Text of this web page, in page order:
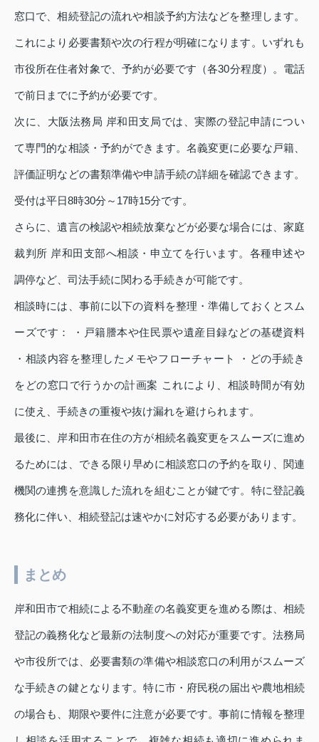
窓口で、相続登記の流れや相談予約方法などを整理します。
これにより必要書類や次の行程が明確になります。いずれも
市役所在住者対象で、予約が必要です（各30分程度）。電話
で前日までに予約が必要です。
次に、大阪法務局 岸和田支局では、実際の登記申請につい
て専門的な相談・予約ができます。名義変更に必要な戸籍、
評価証明などの書類準備や申請手続の詳細を確認できます。
受付は平日8時30分～17時15分です。
さらに、遺言の検認や相続放棄などが必要な場合には、家庭
裁判所 岸和田支部へ相談・申立てを行います。各種申述や
調停など、司法手続に関わる手続きが可能です。
相談時には、事前に以下の資料を整理・準備しておくとスム
ーズです： ・戸籍謄本や住民票や遺産目録などの基礎資料
・相談内容を整理したメモやフローチャート ・どの手続き
をどの窓口で行うかの計画案 これにより、相談時間が有効
に使え、手続きの重複や抜け漏れを避けられます。
最後に、岸和田市在住の方が相続名義変更をスムーズに進め
るためには、できる限り早めに相談窓口の予約を取り、関連
機関の連携を意識した流れを組むことが鍵です。特に登記義
務化に伴い、相続登記は速やかに対応する必要があります。
まとめ
岸和田市で相続による不動産の名義変更を進める際は、相続
登記の義務化など最新の法制度への対応が重要です。法務局
や市役所では、必要書類の準備や相談窓口の利用がスムーズ
な手続きの鍵となります。特に市・府民税の届出や農地相続
の場合も、期限や要件に注意が必要です。事前に情報を整理